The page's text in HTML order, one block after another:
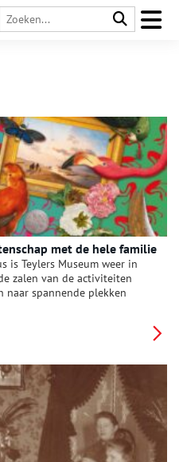
met de hele familie
is Teylers Museum weer in
zalen van de activiteiten
spannende plekken
geschiedenis en
me!.